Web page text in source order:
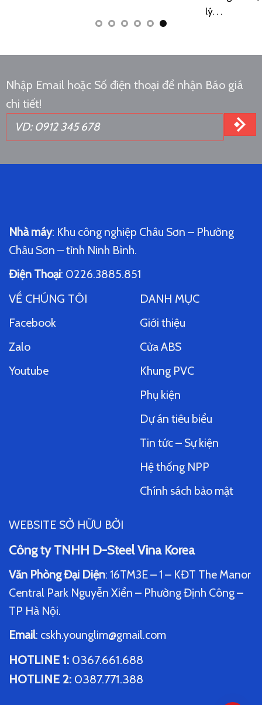
lý. . .
Nhập Email hoặc Số điện thoại để nhận Báo giá
chi tiết!
Nhà máy: Khu công nghiệp Châu Sơn – Phường
Châu Sơn – tỉnh Ninh Bình.
Điện Thoại: 0226.3885.851
VỀ CHÚNG TÔI
Facebook
Zalo
Youtube
DANH MỤC
Giới thiệu
Cửa ABS
Khung PVC
Phụ kiện
Dự án tiêu biểu
Tin tức – Sự kiện
Hệ thống NPP
Chính sách bảo mật
WEBSITE SỞ HỮU BỞI
Công ty TNHH D-Steel Vina Korea
Văn Phòng Đại Diện: 16TM3E – 1 – KĐT The Manor
Central Park Nguyễn Xiển – Phường Định Công –
TP Hà Nội.
Email: cskh.younglim@gmail.com
HOTLINE 1: 0367.661.688
HOTLINE 2: 0387.771.388